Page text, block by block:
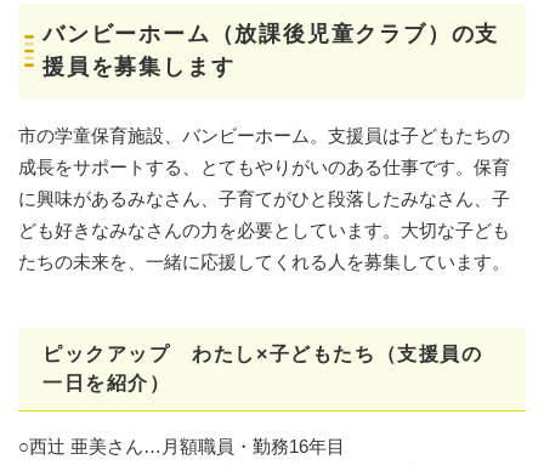
バンビーホーム（放課後児童クラブ）の支
援員を募集します
市の学童保育施設、バンビーホーム。支援員は子どもたちの
成長をサポートする、とてもやりがいのある仕事です。保育
に興味があるみなさん、子育てがひと段落したみなさん、子
ども好きなみなさんの力を必要としています。大切な子ども
たちの未来を、一緒に応援してくれる人を募集しています。
ピックアップ わたし×子どもたち（支援員の
一日を紹介）
​○西辻 亜美さん…月額職員・勤務16年目